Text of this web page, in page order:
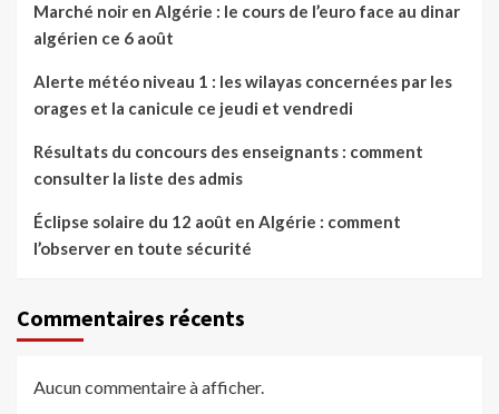
Marché noir en Algérie : le cours de l’euro face au dinar
algérien ce 6 août
Alerte météo niveau 1 : les wilayas concernées par les
orages et la canicule ce jeudi et vendredi
Résultats du concours des enseignants : comment
consulter la liste des admis
Éclipse solaire du 12 août en Algérie : comment
l’observer en toute sécurité
Commentaires récents
Aucun commentaire à afficher.